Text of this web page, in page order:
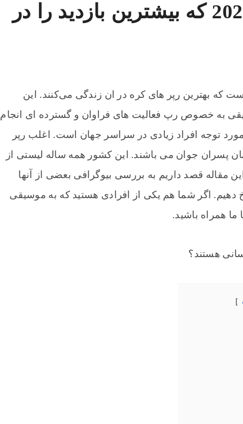
بهترین رپر های کره 2021 که بیشترین بازدید را در
که بهترین رپر های کره در ان زندگی می‌کنند. این
به خصوص رپ فعالیت های فراوان و گسترده ای انجام
توجه افراد زیادی در سراسر جهان است. اغلب رپر
پسران جوان می باشند. این کشور همه ساله لیستی از
مقاله قصد داریم به بررسی بیوگرافی بعضی از آنها
دهیم. اگر شما هم یکی از افرادی هستید که به موسیقی
همراه باشید.